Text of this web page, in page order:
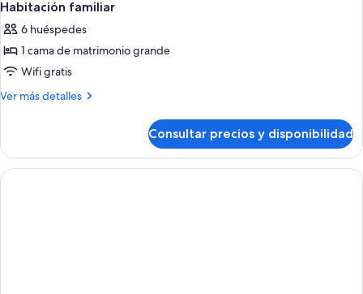
Habitación familiar
6 huéspedes
1 cama de matrimonio grande
Wifi gratis
Ver más detalles
Más
familiar
Consultar precios y disponibilidad